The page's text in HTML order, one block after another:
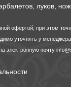
луков,
офертой, при этом
уточнять у
электронную почту